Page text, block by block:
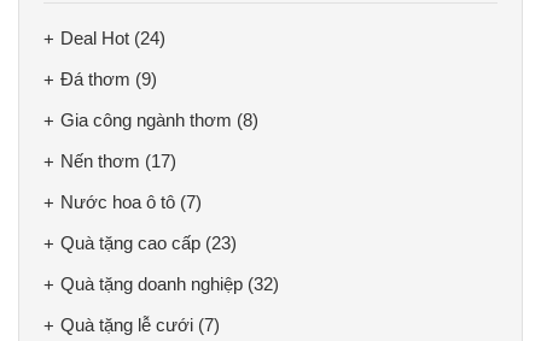
Deal Hot (24)
Đá thơm (9)
Gia công ngành thơm (8)
Nến thơm (17)
Nước hoa ô tô (7)
Quà tặng cao cấp (23)
Quà tặng doanh nghiệp (32)
Quà tặng lễ cưới (7)